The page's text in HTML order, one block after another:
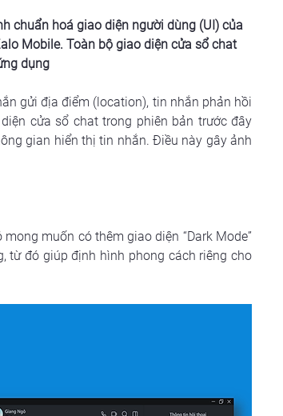
chuẩn hoá giao diện người dùng (UI) của
Mobile. Toàn bộ giao diện cửa sổ chat
dụng
gửi địa điểm (location), tin nhắn phản hồi
cửa sổ chat trong phiên bản trước đây
gian hiển thị tin nhắn. Điều này gây ảnh
muốn có thêm giao diện “Dark Mode”
từ đó giúp định hình phong cách riêng cho